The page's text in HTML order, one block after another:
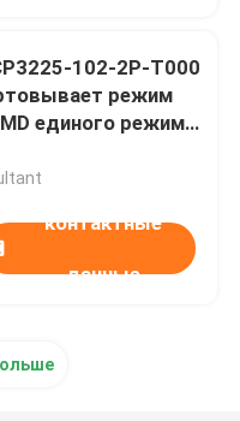
102-2P-T000
режим
единого режима
контактные
данные